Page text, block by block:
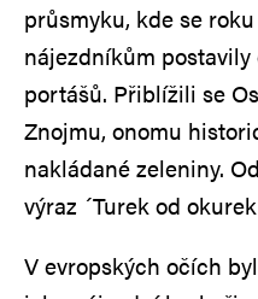
průsmyku, kde se
nájezdníkům
portášů. Přiblížili se
Znojmu, onomu
nakládané zeleniny.
výraz ´Turek od
V evropských očích